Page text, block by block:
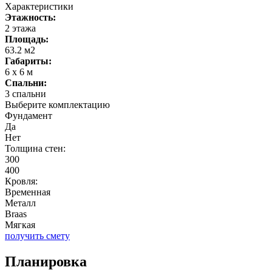
Характеристики
Этажность:
2 этажа
Площадь:
63.2 м2
Габариты:
6 x 6 м
Спальни:
3 спальни
Выберите комплектацию
Фундамент
Да
Нет
Толщина стен:
300
400
Кровля:
Временная
Металл
Braas
Мягкая
получить смету
Планировка